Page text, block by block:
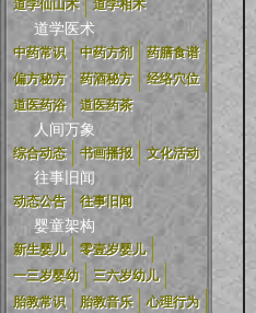
道学仙山术
道学相术
道学医术
中药常识 中药方剂
药膳食谱
偏方秘方
药酒秘方
经络穴位
道医药浴
道医药茶
人间万象
综合动态 书画播报 文化活动
往事旧闻
动态公告 往事旧闻
婴童架构
新生婴儿
零壹岁婴儿
一三岁婴幼
三六岁幼儿
胎教常识
胎教音乐
心理行为